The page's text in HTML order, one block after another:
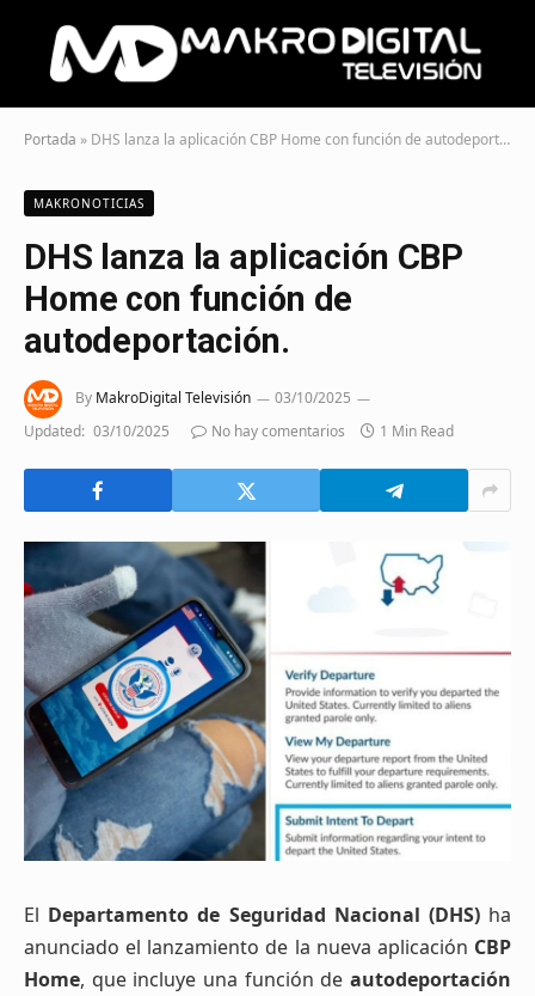
Portada » DHS lanza la aplicación CBP Home con función de autodeportación.
MAKRONOTICIAS
DHS lanza la aplicación CBP
Home con función de
autodeportación.
By MakroDigital Televisión
03/10/2025
Updated: 03/10/2025 No hay comentarios 1 Min Read
El Departamento de Seguridad Nacional (DHS)ha
anunciado el lanzamiento de la nueva aplicación CBP
Home, que incluye una función de autodeportación